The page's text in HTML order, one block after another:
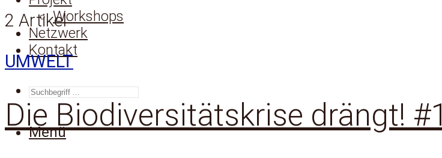
Workshops
Netzwerk
Kontakt
Menü
2 Artikel
UMWELT
Die Biodiversitätskrise drängt! #1